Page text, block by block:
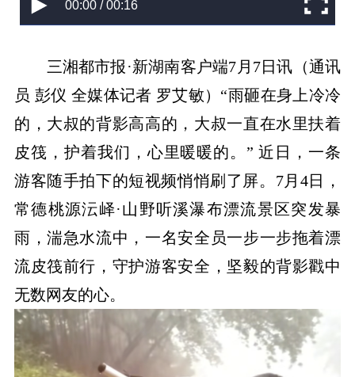
00:00 / 00:16
三湘都市报·新湖南客户端7月7日讯（通讯
员 彭仪 全媒体记者 罗艾敏）“雨砸在身上冷冷
的，大叔的背影高高的，大叔一直在水里扶着
皮筏，护着我们，心里暖暖的。” 近日，一条
游客随手拍下的短视频悄悄刷了屏。7月4日，
常德桃源沄峄·山野听溪瀑布漂流景区突发暴
雨，湍急水流中，一名安全员一步一步拖着漂
流皮筏前行，守护游客安全，坚毅的背影戳中
无数网友的心。